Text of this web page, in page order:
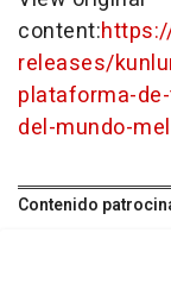
content:
releases/
plataforma-
del-mundo-
Contenido